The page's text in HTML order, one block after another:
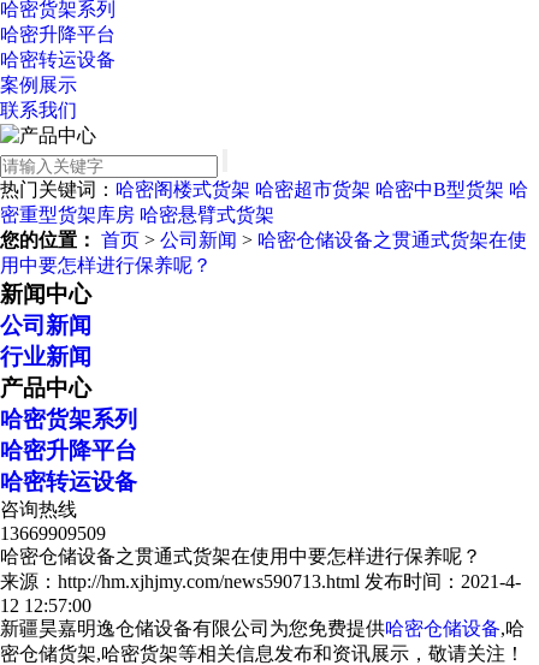
哈密货架系列
哈密升降平台
哈密转运设备
案例展示
联系我们
热门关键词： 哈密阁楼式货架 哈密超市货架 哈密中B型货架 哈
密重型货架库房 哈密悬臂式货架
您的位置： 首页 > 公司新闻 > 哈密仓储设备之贯通式货架在使
用中要怎样进行保养呢？
新闻中心
公司新闻
行业新闻
产品中心
哈密货架系列
哈密升降平台
哈密转运设备
咨询热线
13669909509
哈密仓储设备之贯通式货架在使用中要怎样进行保养呢？
来源：http://hm.xjhjmy.com/news590713.html 发布时间：2021-4-
12 12:57:00
新疆昊嘉明逸仓储设备有限公司为您免费提供哈密仓储设备,哈
密仓储货架,哈密货架等相关信息发布和资讯展示，敬请关注！